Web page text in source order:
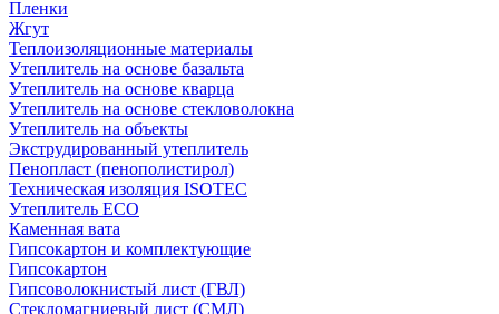
Пленки
Жгут
Теплоизоляционные материалы
Утеплитель на основе базальта
Утеплитель на основе кварца
Утеплитель на основе стекловолокна
Утеплитель на объекты
Экструдированный утеплитель
Пенопласт (пенополистирол)
Техническая изоляция ISOTEC
Утеплитель ECO
Каменная вата
Гипсокартон и комплектующие
Гипсокартон
Гипсоволокнистый лист (ГВЛ)
Стекломагниевый лист (СМЛ)